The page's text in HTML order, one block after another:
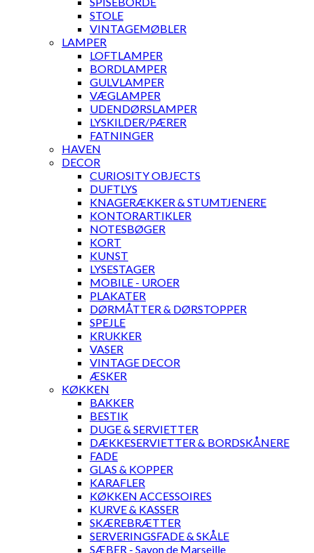
STOLE
VINTAGEMØBLER
LAMPER
LOFTLAMPER
BORDLAMPER
GULVLAMPER
VÆGLAMPER
UDENDØRSLAMPER
LYSKILDER/PÆRER
FATNINGER
HAVEN
DECOR
CURIOSITY OBJECTS
DUFTLYS
KNAGERÆKKER & STUMTJENERE
KONTORARTIKLER
NOTESBØGER
KORT
KUNST
LYSESTAGER
MOBILE - UROER
PLAKATER
DØRMÅTTER & DØRSTOPPER
SPEJLE
KRUKKER
VASER
VINTAGE DECOR
ÆSKER
KØKKEN
BAKKER
BESTIK
DUGE & SERVIETTER
DÆKKESERVIETTER & BORDSKÅNERE
FADE
GLAS & KOPPER
KARAFLER
KØKKEN ACCESSOIRES
KURVE & KASSER
SKÆREBRÆTTER
SERVERINGSFADE & SKÅLE
SÆBER - Savon de Marseille